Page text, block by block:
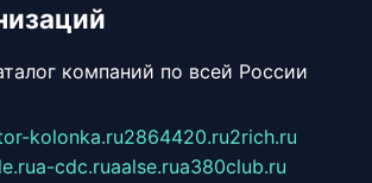
компаний по всей России
kolonka.ru2864420.ru2rich.ru
a-cdc.ruaalse.rua380club.ru